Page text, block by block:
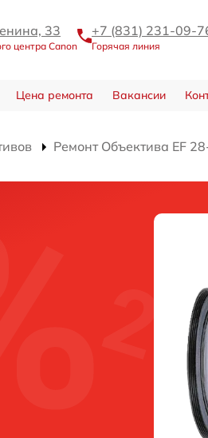
33
центра Canon
+7 (831) 231-09-
Горячая линия
Цена ремонта Вакансии
Ремонт Объектива EF